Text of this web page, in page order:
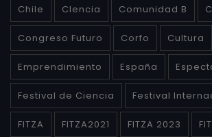
Chile CIencia Comunidad B
Congreso Futuro Corfo Cultura
Emprendimiento España
Festival de Ciencia Festival
FITZA FITZA2021 FITZA 2023